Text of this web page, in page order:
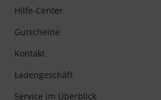
Hilfe-Center
Gutscheine
Kontakt
Ladengeschäft
Service im Überblick